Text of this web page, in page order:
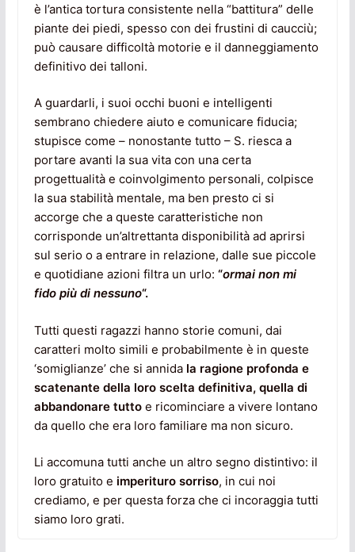
è l’antica tortura consistente nella “battitura” delle
piante dei piedi, spesso con dei frustini di caucciù;
può causare difficoltà motorie e il danneggiamento
definitivo dei talloni.
A guardarli, i suoi occhi buoni e intelligenti
sembrano chiedere aiuto e comunicare fiducia;
stupisce come – nonostante tutto – S. riesca a
portare avanti la sua vita con una certa
progettualità e coinvolgimento personali, colpisce
la sua stabilità mentale, ma ben presto ci si
accorge che a queste caratteristiche non
corrisponde un’altrettanta disponibilità ad aprirsi
sul serio o a entrare in relazione, dalle sue piccole
e quotidiane azioni filtra un urlo: “ormai non mi
fido più di nessuno“.
Tutti questi ragazzi hanno storie comuni, dai
caratteri molto simili e probabilmente è in queste
‘somiglianze’ che si annida la ragione profonda e
scatenante della loro scelta definitiva, quella di
abbandonare tuttoe ricominciare a vivere lontano
da quello che era loro familiare ma non sicuro.
Li accomuna tutti anche un altro segno distintivo: il
loro gratuito e imperituro sorriso, in cui noi
crediamo, e per questa forza che ci incoraggia tutti
siamo loro grati.